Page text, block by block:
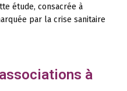
étude, consacrée à
par la crise sanitaire
à